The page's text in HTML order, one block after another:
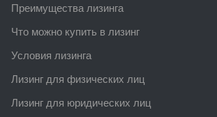
Преимущества лизинга
Что можно купить в лизинг
Условия лизинга
Лизинг для физических лиц
Лизинг для юридических лиц